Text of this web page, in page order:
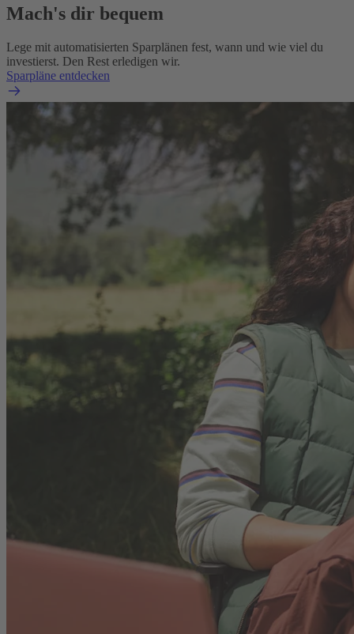
Mach's dir bequem
Lege mit automatisierten Sparplänen fest, wann und wie viel du
investierst. Den Rest erledigen wir.
Sparpläne entdecken